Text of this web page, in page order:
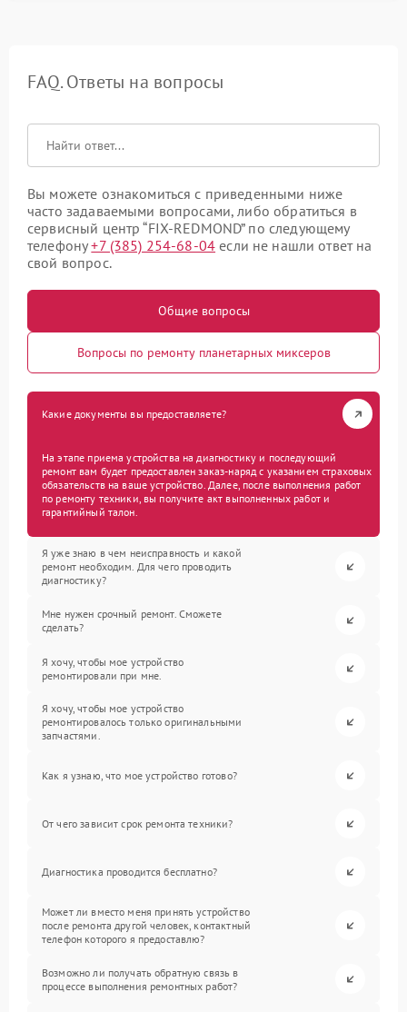
FAQ. Ответы на вопросы
Вы можете ознакомиться с приведенными ниже
часто задаваемыми вопросами, либо обратиться в
сервисный центр “FIX-REDMOND” по следующему
телефону+7 (385) 254-68-04 если не нашли ответ на
свой вопрос.
Общие вопросы
Вопросы по ремонту планетарных миксеров
Какие документы вы предоставляете?
На этапе приема устройства на диагностику и последующий
ремонт вам будет предоставлен заказ-наряд с указанием страховых
обязательств на ваше устройство. Далее, после выполнения работ
по ремонту техники, вы получите акт выполненных работ и
гарантийный талон.
Я уже знаю в чем неисправность и какой
ремонт необходим. Для чего проводить
диагностику?
Мне нужен срочный ремонт. Сможете
сделать?
Я хочу, чтобы мое устройство
ремонтировали при мне.
Я хочу, чтобы мое устройство
ремонтировалось только оригинальными
запчастями.
Как я узнаю, что мое устройство готово?
От чего зависит срок ремонта техники?
Диагностика проводится бесплатно?
Может ли вместо меня принять устройство
после ремонта другой человек, контактный
телефон которого я предоставлю?
Возможно ли получать обратную связь в
процессе выполнения ремонтных работ?